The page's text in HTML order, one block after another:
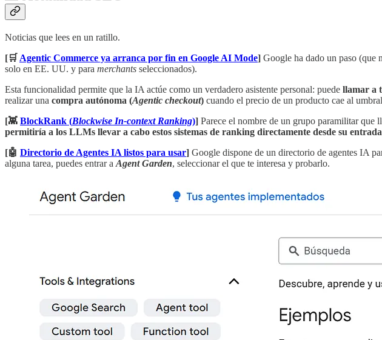
Noticias que lees en un ratillo.
[🛒 Agentic Commerce ya arranca por fin en Google AI Mode] Google ha dado un paso (que
solo en EE. UU. y para merchants seleccionados).
Esta funcionalidad permite que la IA actúe como un verdadero asistente personal: puede llamar a
realizar una compra autónoma (Agentic checkout) cuando el precio de un producto cae al
[👾 BlockRank (Blockwise In-context Ranking)] Parece el nombre de un grupo paramilitar que
permitiría a los LLMs llevar a cabo estos sistemas de ranking directamente desde su entrada
[🤖 Directorio de Agentes IA listos para usar] Google dispone de un directorio de agentes IA
alguna tarea, puedes entrar a Agent Garden, seleccionar el que te interesa y probarlo.